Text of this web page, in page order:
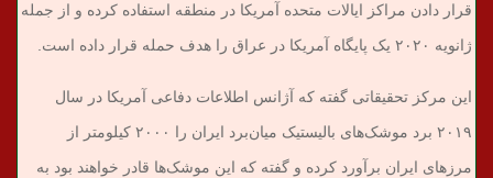
قرار دادن مراکز ایالات متحده آمریکا در منطقه استفاده کرده و از جمله
ژانویه ۲۰۲۰ یک پایگاه آمریکا در عراق را هدف حمله قرار داده است.
این مرکز تحقیقاتی گفته که آژانس اطلاعات دفاعی آمریکا در سال
۲۰۱۹ برد موشک‌های بالیستیک میان‌برد ایران را ۲۰۰۰ کیلومتر از
مرزهای ایران برآورد کرده و گفته که این موشک‌ها قادر خواهند بود به